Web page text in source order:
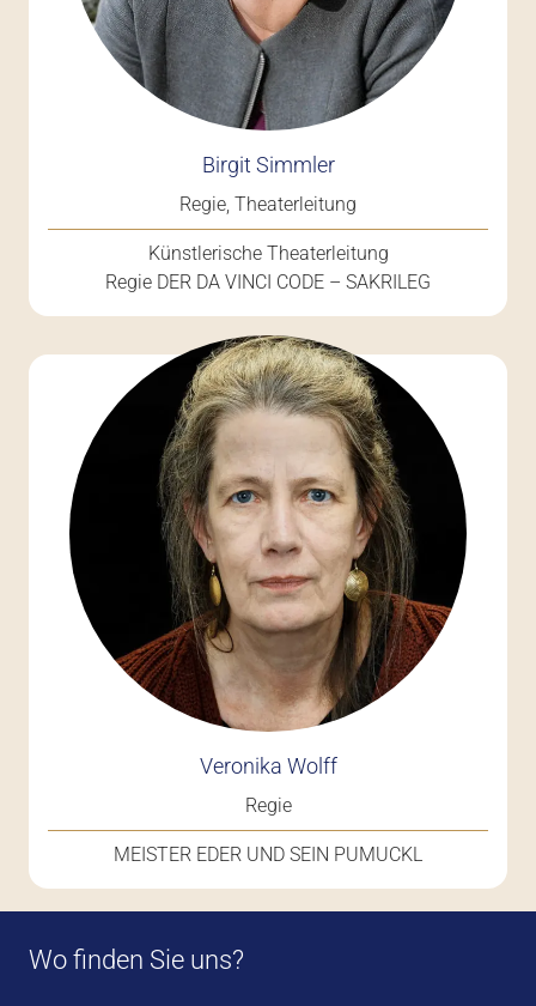
Birgit Simmler
Regie, Theaterleitung
Künstlerische Theaterleitung
Regie DER DA VINCI CODE – SAKRILEG
Veronika Wolff
Regie
MEISTER EDER UND SEIN PUMUCKL
Wo finden Sie uns?